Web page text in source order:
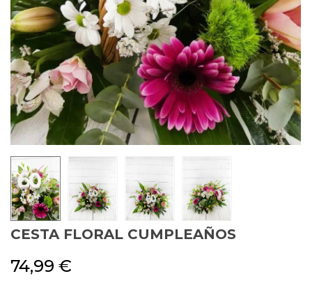
CESTA FLORAL CUMPLEAÑOS
74,99 €